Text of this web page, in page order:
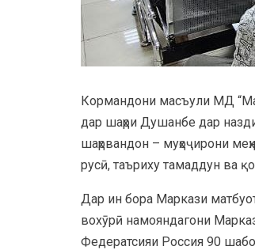
Кормандони масъули МД
дар шаҳри Душанбе дар назди
шаҳрвандон – муҳоҷирони
русӣ, таъриху тамаддун ва
Дар ин бора Маркази
вохӯрӣ намояндагони
Федератсияи Россия 90